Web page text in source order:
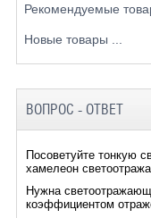
Рекомендуемые
Новые товары ...
ВОПРОС - ОТВЕТ
Посоветуйте тонкую
хамелеон
Нужна
коэффициентом